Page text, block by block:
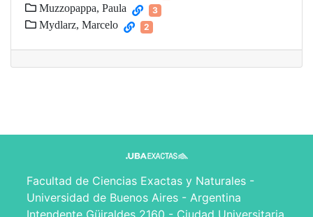
Muzzopappa, Paula 3
Mydlarz, Marcelo 2
Facultad de Ciencias Exactas y Naturales -
Universidad de Buenos Aires - Argentina